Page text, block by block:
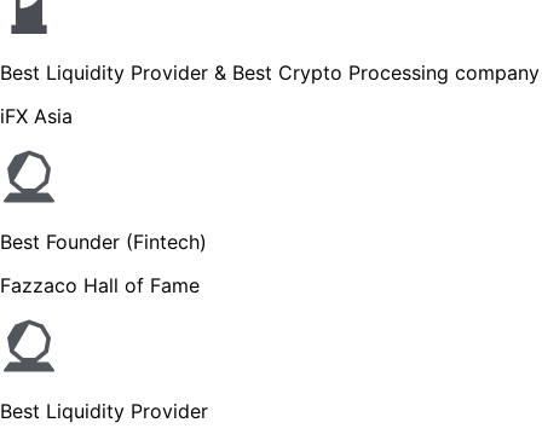
Best Liquidity Provider & Best Crypto Processing company
iFX Asia
Best Founder (Fintech)
Fazzaco Hall of Fame
Best Liquidity Provider